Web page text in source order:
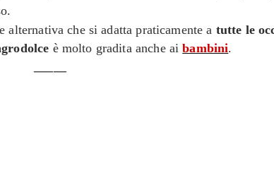
alternativa che si adatta praticamente a tutte le
è molto gradita anche ai bambini.